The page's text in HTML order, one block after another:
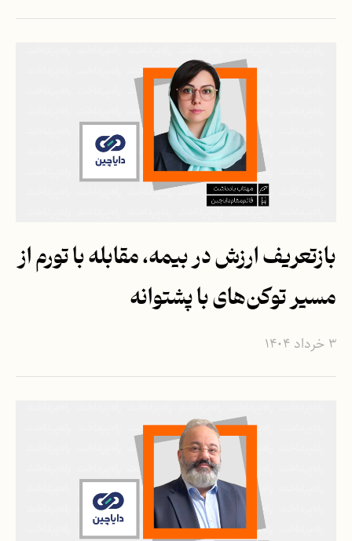
بازتعریف ارزش در بیمه، مقابله با تورم از
مسیر توکن‌های با پشتوانه
۳ خرداد ۱۴۰۴